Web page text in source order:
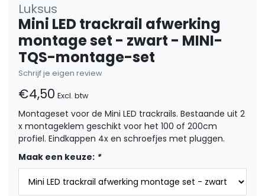
Luksus
Mini LED trackrail afwerking
montage set - zwart - MINI-
TQS-montage-set
Schrijf je eigen review
€4,50 Excl. btw
Montageset voor de Mini LED trackrails. Bestaande uit 2
x montageklem geschikt voor het 100 of 200cm
profiel. Eindkappen 4x en schroefjes met pluggen.
Maak een keuze: *